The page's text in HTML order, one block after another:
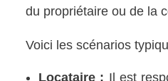
du propriétaire ou de la
Voici les scénarios
Locataire : Il est